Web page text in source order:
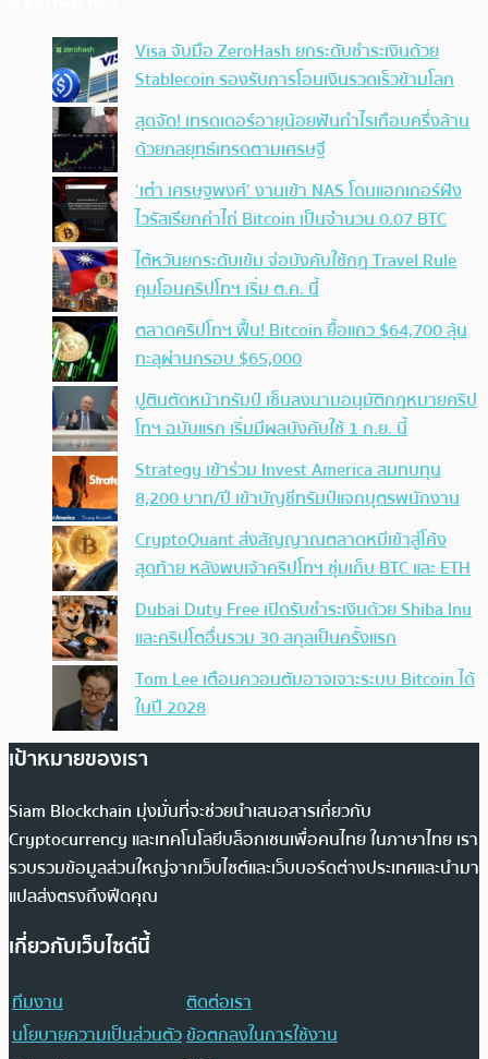
Visa จับมือ ZeroHash ยกระดับชำระเงินด้วย
Stablecoin รองรับการโอนเงินรวดเร็วข้ามโลก
สุดจัด! เทรดเดอร์อายุน้อยฟันกำไรเกือบครึ่งล้าน
ด้วยกลยุทธ์เทรดตามเศรษฐี
‘เต๋า เศรษฐพงศ์’ งานเข้า NAS โดนแฮกเกอร์ฝัง
ไวรัสเรียกค่าไถ่ Bitcoin เป็นจำนวน 0.07 BTC
ไต้หวันยกระดับเข้ม จ่อบังคับใช้กฏ Travel Rule
คุมโอนคริปโทฯ เริ่ม ต.ค. นี้
ตลาดคริปโทฯ ฟื้น! Bitcoin ยื้อแถว $64,700 ลุ้น
ทะลุผ่านกรอบ $65,000
ปูตินตัดหน้าทรัมป์ เซ็นลงนามอนุมัติกฎหมายคริป
โทฯ ฉบับแรก เริ่มมีผลบังคับใช้ 1 ก.ย. นี้
Strategy เข้าร่วม Invest America สมทบทุน
8,200 บาท/ปี เข้าบัญชีทรัมป์แจกบุตรพนักงาน
CryptoQuant ส่งสัญญาณตลาดหมีเข้าสู่โค้ง
สุดท้าย หลังพบเจ้าคริปโทฯ ซุ่มเก็บ BTC และ ETH
Dubai Duty Free เปิดรับชำระเงินด้วย Shiba Inu
และคริปโตอื่นรวม 30 สกุลเป็นครั้งแรก
Tom Lee เตือนควอนตัมอาจเจาะระบบ Bitcoin ได้
ในปี 2028
เป้าหมายของเรา
Siam Blockchain มุ่งมั่นที่จะช่วยนำเสนอสารเกี่ยวกับ
Cryptocurrency และเทคโนโลยีบล็อกเชนเพื่อคนไทย ในภาษาไทย เรา
รวบรวมข้อมูลส่วนใหญ่จากเว็บไซต์และเว็บบอร์ดต่างประเทศและนำมา
แปลส่งตรงถึงฟีดคุณ
เกี่ยวกับเว็บไซต์นี้
ทีมงาน
ติดต่อเรา
นโยบายความเป็นส่วนตัวข้อตกลงในการใช้งาน